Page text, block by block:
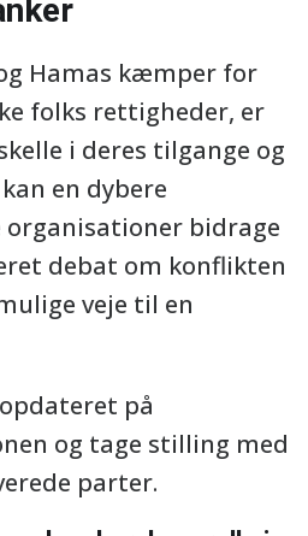
Hamas kæmper for
folks rettigheder, er
i deres tilgange og
en dybere
organisationer bidrage
debat om konflikten
veje til en
på
og tage stilling med
parter.